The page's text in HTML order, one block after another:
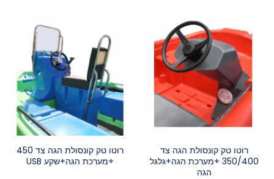
רוטו טק קונסולת הגה צד
350/400 +מערכת הגה+גלגל
הגה
רוטו טק קונסולת הגה צד 450
+מערכת הגה+שקע USB